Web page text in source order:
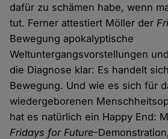
dafür zu schämen habe, wenn
tut. Ferner attestiert Möller der
Bewegung apokalyptische
Weltuntergangsvorstellungen
die Diagnose klar: Es handelt
Bewegung. Und wie es sich für
wiedergeborenen
hat es natürlich ein Happy End:
Fridays for Future-